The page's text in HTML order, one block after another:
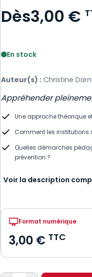
Dès3,00 €
En stock
Auteur(s) : Christine
Appréhender
Une approche théorique
Comment les institutions
Quelles démarches
prévention ?
Voir la description
Format numérique
3,00 € TTC